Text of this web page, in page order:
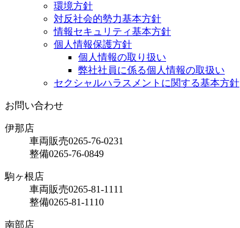
環境方針
対反社会的勢力基本方針
情報セキュリティ基本方針
個人情報保護方針
個人情報の取り扱い
弊社社員に係る個人情報の取扱い
セクシャルハラスメントに関する基本方針
お問い合わせ
伊那店
車両販売0265-76-0231
整備0265-76-0849
駒ヶ根店
車両販売0265-81-1111
整備0265-81-1110
南部店